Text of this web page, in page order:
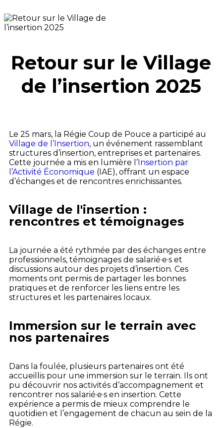
Retour sur le Village
de l’insertion 2025
Le 25 mars, la Régie Coup de Pouce a participé au
Village de l’Insertion, un événement rassemblant
structures d’insertion, entreprises et partenaires.
Cette journée a mis en lumière l’Insertion par
l’Activité Économique (IAE), offrant un espace
d’échanges et de rencontres enrichissantes.
Village de l'insertion :
rencontres et témoignages
La journée a été rythmée par des échanges entre
professionnels, témoignages de salarié·e·s et
discussions autour des projets d’insertion. Ces
moments ont permis de partager les bonnes
pratiques et de renforcer les liens entre les
structures et les partenaires locaux.
Immersion sur le terrain avec
nos partenaires
Dans la foulée, plusieurs partenaires ont été
accueillis pour une immersion sur le terrain. Ils ont
pu découvrir nos activités d’accompagnement et
rencontrer nos salarié·e·s en insertion. Cette
expérience a permis de mieux comprendre le
quotidien et l’engagement de chacun au sein de la
Régie.